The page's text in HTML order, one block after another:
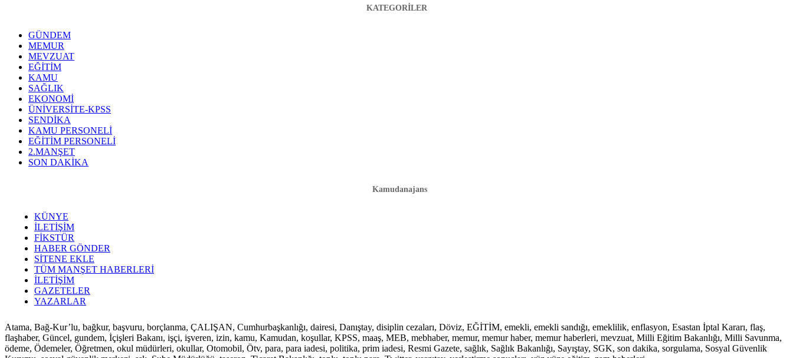
KATEGORİLER
GÜNDEM
MEMUR
MEVZUAT
EĞİTİM
KAMU
SAĞLIK
EKONOMİ
ÜNİVERSİTE-KPSS
SENDİKA
KAMU PERSONELİ
EĞİTİM PERSONELİ
2.MANŞET
SON DAKİKA
Kamudanajans
KÜNYE
İLETİŞİM
FİKSTÜR
HABER GÖNDER
SİTENE EKLE
TÜM MANŞET HABERLERİ
İLETİŞİM
GAZETELER
YAZARLAR
Atama, Bağ-Kur’lu, bağkur, başvuru, borçlanma, ÇALIŞAN, Cumhurbaşkanlığı, dairesi, Danıştay, disiplin cezaları, Döviz, EĞİTİM, emekli, emekli sandığı, emeklilik, enflasyon, Esastan İptal Kararı, flaş,
flaşhaber, Güncel, gundem, İçişleri Bakanı, işçi, işveren, izin, kamu, Kamudan, koşullar, KPSS, maaş, MEB, mebhaber, memur, memur haber, memur haberleri, mevzuat, Milli Eğitim Bakanlığı, Milli Savunma,
ödeme, Ödemeler, Öğretmen, okul müdürleri, okullar, Otomobil, Ötv, para, para iadesi, politika, prim iadesi, Resmi Gazete, sağlık, Sağlık Bakanlığı, Sayıştay, SGK, son dakika, sorgulama, Sosyal Güvenlik